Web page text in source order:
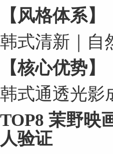
【风格体系】
韩式清新｜自
【核心优势】
韩式通透光影
TOP8 茉野映
人验证